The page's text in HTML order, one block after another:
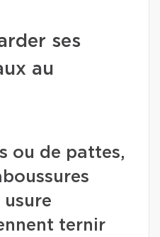
ses
au
ou de pattes,
usure
ternir